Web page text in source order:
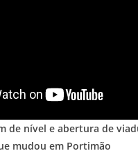
de nível e abertura de
mudou em Portimão